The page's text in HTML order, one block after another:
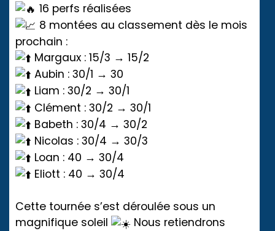
16 perfs réalisées
8 montées au classement dès le mois
prochain :
Margaux : 15/3 → 15/2
Aubin : 30/1 → 30
Liam : 30/2 → 30/1
Clément : 30/2 → 30/1
Babeth : 30/4 → 30/2
Nicolas : 30/4 → 30/3
Loan : 40 → 30/4
Eliott : 40 → 30/4
Cette tournée s’est déroulée sous un
magnifique soleil
Nous retiendrons